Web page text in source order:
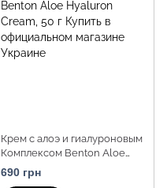
Крем с алоэ и гиалуроновым
Комплексом Benton Aloe
Hyaluron Cream, 50 г
690 грн